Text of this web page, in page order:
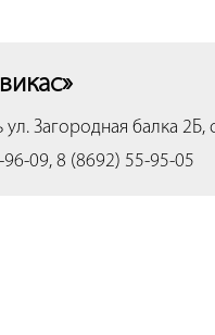
ул. Загородная балка 2Б,
09, 8 (8692) 55-95-05